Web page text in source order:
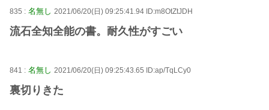
835 : 名無し 2021/06/20(日) 09:25:41.94 ID:m8OtZtJDH
流石全知全能の書。耐久性がすごい
841 : 名無し 2021/06/20(日) 09:25:43.65 ID:ap/TqLCy0
裏切りきた